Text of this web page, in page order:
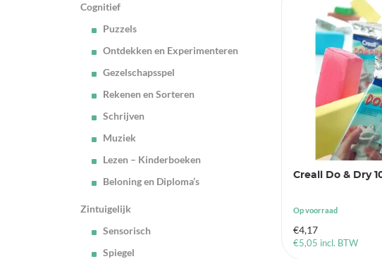
Cognitief
Puzzels
Ontdekken en Experimenteren
Gezelschapsspel
Rekenen en Sorteren
Schrijven
Muziek
Lezen – Kinderboeken
Beloning en Diploma’s
Zintuigelijk
Sensorisch
Spiegel
Creall Do & Dry
Op voorraad
€4,17
€5,05 incl. BTW